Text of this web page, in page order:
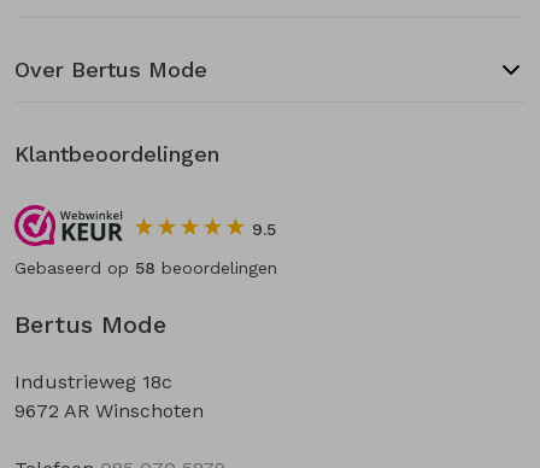
Bertus Mode
Industrieweg 18c
9672 AR Winschoten
Over Bertus Mode
Klantbeoordelingen
9.5
Gebaseerd op 58 beoordelingen